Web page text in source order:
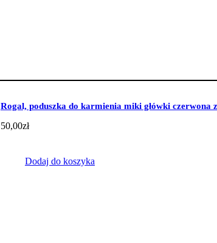
Rogal, poduszka do karmienia miki główki czerwona
50,00zł
Dodaj do koszyka